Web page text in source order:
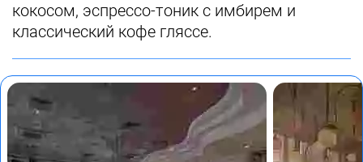
кокосом, эспрессо-тоник c имбирем и
классический кофе гляссе.